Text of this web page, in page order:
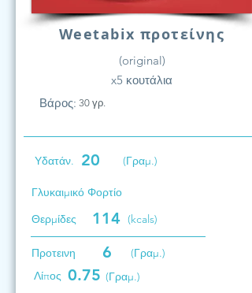
Weetabix προτείνης
(original)
x5 κουτάλια
Βάρος: 30 γρ.
Υδατάν. 20 (Γραμ.)
Γλυκαιμικό Φορτίο
Θερμίδες
114 (kcals)
Προτεινη 6
(Γραμ.)
Λίπος 0.75 (Γραμ.)